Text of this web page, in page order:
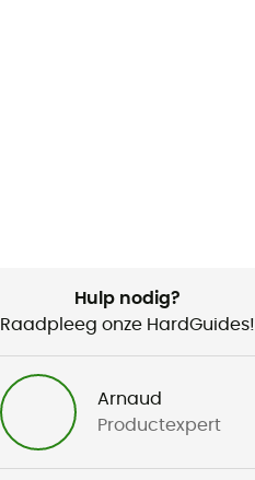
Hulp nodig?
Raadpleeg onze HardGuides!
Arnaud
Productexpert